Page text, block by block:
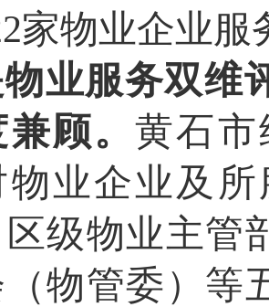
家物业企业
业服务双维
兼顾。黄石市
物业企业及
区级物业主
物管委）等